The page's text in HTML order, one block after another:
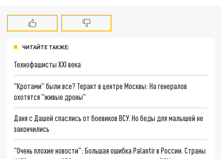
ЧИТАЙТЕ ТАКЖЕ:
Технофашисты XXI века
"Кротами" были все? Теракт в центре Москвы: На генералов
охотятся "живые дроны"
Даня с Дашей спаслись от боевиков ВСУ. Но беды для малышей не
закончились
"Очень плохие новости": Большая ошибка Palantir в России. Страны